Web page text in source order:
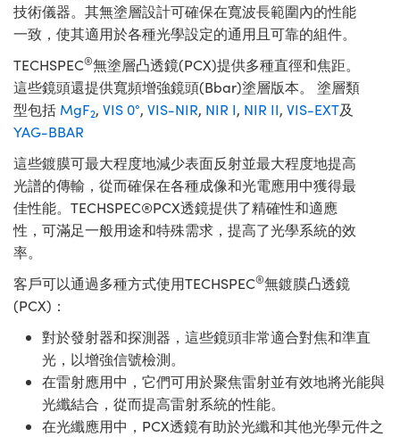
技術儀器。其無塗層設計可確保在寬波長範圍內的性能
一致，使其適用於各種光學設定的通用且可靠的組件。
TECHSPEC®無塗層凸透鏡(PCX)提供多種直徑和焦距。
這些鏡頭還提供寬頻增強鏡頭(Bbar)塗層版本。 塗層類
型包括 MgF2, VIS 0°, VIS-NIR, NIR I, NIR II, VIS-EXT及
YAG-BBAR
這些鍍膜可最大程度地減少表面反射並最大程度地提高
光譜的傳輸，從而確保在各種成像和光電應用中獲得最
佳性能。TECHSPEC®PCX透鏡提供了精確性和適應
性，可滿足一般用途和特殊需求，提高了光學系統的效
率。
客戶可以通過多種方式使用TECHSPEC®無鍍膜凸透鏡
(PCX)：
對於發射器和探測器，這些鏡頭非常適合對焦和準直
光，以增強信號檢測。
在雷射應用中，它們可用於聚焦雷射並有效地將光能與
光纖結合，從而提高雷射系統的性能。
在光纖應用中，PCX透鏡有助於光纖和其他光學元件之